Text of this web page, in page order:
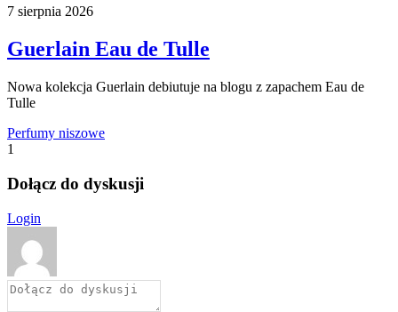
7 sierpnia 2026
Guerlain Eau de Tulle
Nowa kolekcja Guerlain debiutuje na blogu z zapachem Eau de
Tulle
Perfumy niszowe
1
Dołącz do dyskusji
Login